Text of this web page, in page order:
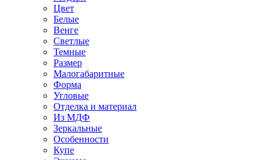
Цвет
Белые
Венге
Светлые
Темные
Размер
Малогабаритные
Форма
Угловые
Отделка и материал
Из МДФ
Зеркальные
Особенности
Купе